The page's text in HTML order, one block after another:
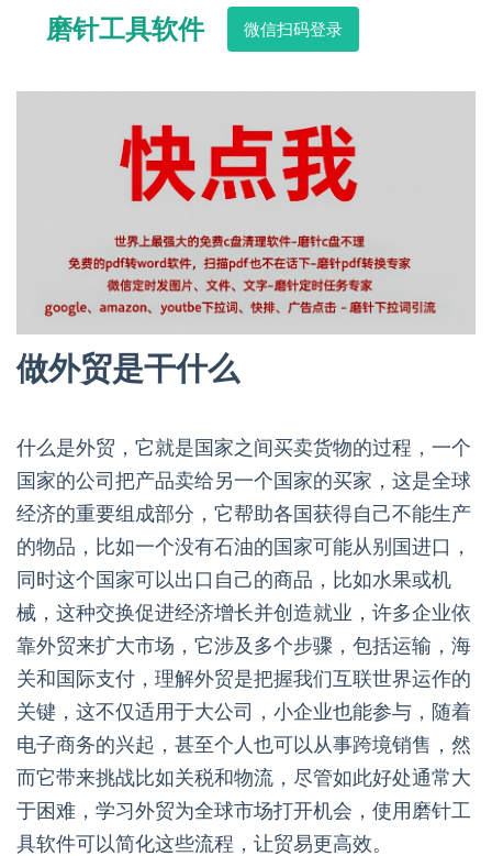
磨针工具软件 微信扫码登录
做外贸是干什么
什么是外贸，它就是国家之间买卖货物的过程，一个
国家的公司把产品卖给另一个国家的买家，这是全球
经济的重要组成部分，它帮助各国获得自己不能生产
的物品，比如一个没有石油的国家可能从别国进口，
同时这个国家可以出口自己的商品，比如水果或机
械，这种交换促进经济增长并创造就业，许多企业依
靠外贸来扩大市场，它涉及多个步骤，包括运输，海
关和国际支付，理解外贸是把握我们互联世界运作的
关键，这不仅适用于大公司，小企业也能参与，随着
电子商务的兴起，甚至个人也可以从事跨境销售，然
而它带来挑战比如关税和物流，尽管如此好处通常大
于困难，学习外贸为全球市场打开机会，使用磨针工
具软件可以简化这些流程，让贸易更高效。